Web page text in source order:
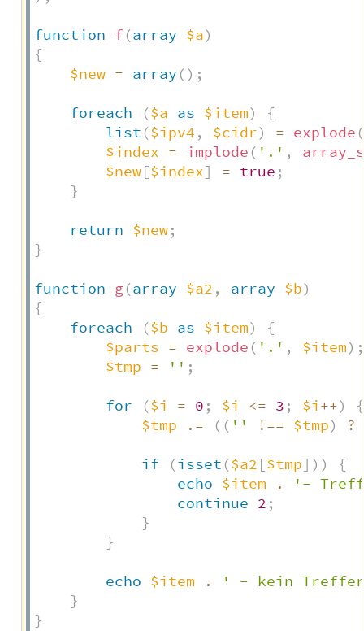
function f(array $a)
{
$new = array () ;
foreach ($a as $item)
{
list ($ipv4 , $cidr) = explode (
$index = implode ( '.' ,
$new[$index] = true ;
}
return $new;
}
function g(array $a2 , array $b)
{
foreach
($b as $item)
{
$parts = explode ( '.' , $item) ;
$tmp = '' ;
for ($i = 0 ; $i <= 3 ; $i++)
{
$tmp
.= ( ( '' !== $tmp) ?
if (isset ($a2 [$tmp] ) )
{
echo $item .
'-
continue 2 ;
}
}
echo $item .
' - kein
}
}